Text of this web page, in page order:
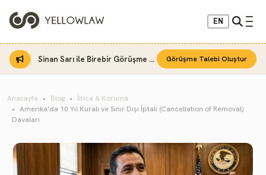
EN
Sinan Sarı ile Birebir Görüşme Fırsatı Görüşme Talebi Oluştur
Anasayfa Blog
İltica & Koruma
Amerika'da 10 Yıl Kuralı ve Sınır Dışı İptali (Cancellation of Removal)
Davaları